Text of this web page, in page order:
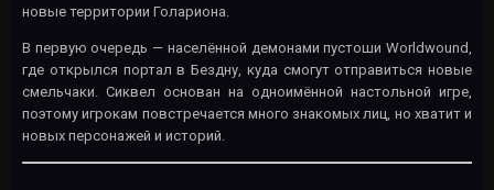
новые территории Голариона.
В первую очередь — населённой демонами пустоши Worldwound,
где открылся портал в Бездну, куда смогут отправиться новые
смельчаки. Сиквел основан на одноимённой настольной игре,
поэтому игрокам повстречается много знакомых лиц, но хватит и
новых персонажей и историй.